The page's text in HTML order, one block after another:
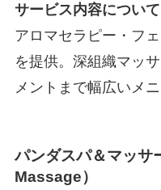
サービス内容について
アロマセラピー・フ
を提供。深組織マッ
メントまで幅広いメ
パンダスパ＆マッ
Massage）